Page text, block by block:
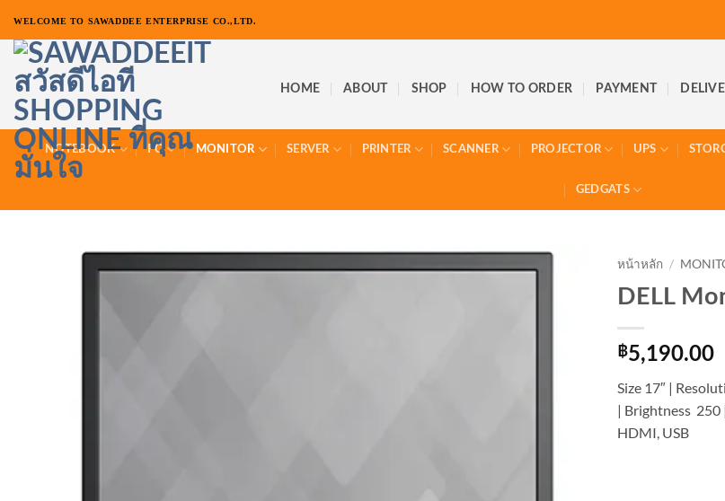
ยัง
เนื้อหา
WELCOME TO SAWADDEE ENTERPRISE CO.,LTD.
HOME ABOUT SHOP HOW TO ORDER PAYMENT
NOTEBOOK PC MONITOR SERVER PRINTER SCANNER PROJECTOR UPS
GEDGATS
หน้าหลัก /
DELL
฿5,190.00
Size 17″ |
| Brightness 250
HDMI, USB